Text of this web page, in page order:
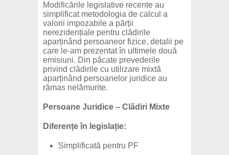
Modificările legislative recente au
simplificat metodologia de calcul a
valorii impozabile a părții
nerezidențiale pentru clădirile
aparținând persoaneor fizice, detalii pe
care le-am prezentat în ultimele două
emisiuni. Din păcate prevederile
privind clădirile cu utilizare mixtă
aparținând persoanelor juridice au
rămas nelămurite.
Persoane Juridice – Clădiri Mixte
Diferențe în legislație:
Simplificată pentru PF